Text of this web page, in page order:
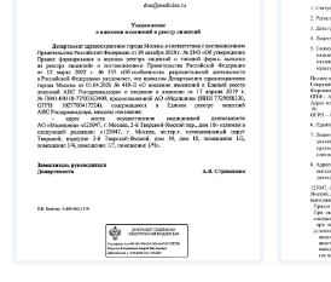
у взрослых со
новообразованиями
Лечение проводится в
действующими
рекомендациями и
Ключевые направления работы
Точность выше стандарта: